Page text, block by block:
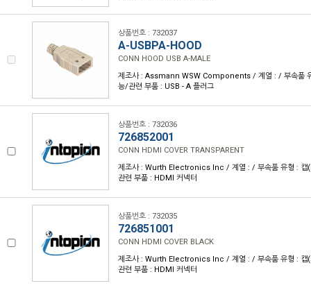
상품번호 : 732037
A-USBPA-HOOD
CONN HOOD USB A-MALE
제조사 : Assmann WSW Components / 계열 : / 부속품
능/관련 부품 : USB - A 플러그
상품번호 : 732036
726852001
CONN HDMI COVER TRANSPARENT
제조사 : Wurth Electronics Inc / 계열 : / 부속품 유형 : 캡(
관련 부품 : HDMI 커넥터
상품번호 : 732035
726851001
CONN HDMI COVER BLACK
제조사 : Wurth Electronics Inc / 계열 : / 부속품 유형 : 캡(
관련 부품 : HDMI 커넥터